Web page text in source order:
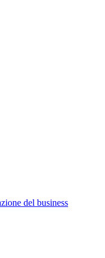
del business